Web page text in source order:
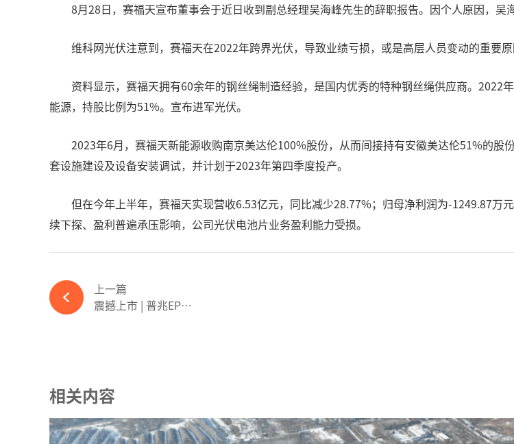
8月28日，赛福天宣布董事会于近日收到副总经理吴海峰先生的辞职报告。因个人原因，吴
维科网光伏注意到，赛福天在2022年跨界光伏，导致业绩亏损，或是高层人员变动的重要原
资料显示，赛福天拥有60余年的钢丝绳制造经验，是国内优秀的特种钢丝绳供应商。
能源，持股比例为51%。宣布进军光伏。
2023年6月，赛福天新能源收购南京美达伦100%股份，从而间接持有安徽美达伦51%的
套设施建设及设备安装调试，并计划于2023年第四季度投产。
但在今年上半年，赛福天实现营收6.53亿元，同比减少28.77%；归母净利润为-1249.87
续下探、盈利普遍承压影响，公司光伏电池片业务盈利能力受损。
上一篇
震撼上市 | 普兆EPS电源切换箱，开启智能电源管理新篇章-ky体育APP官网下载
相关内容